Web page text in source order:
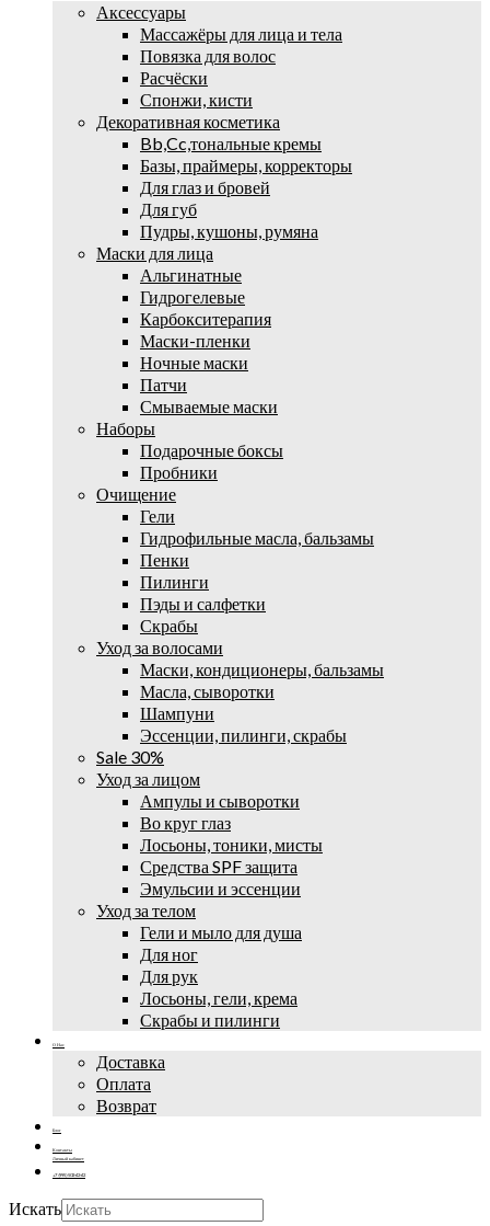
Аксессуары
Массажёры для лица и тела
Повязка для волос
Расчёски
Спонжи, кисти
Декоративная косметика
Bb,Cc,тональные кремы
Базы, праймеры, корректоры
Для глаз и бровей
Для губ
Пудры, кушоны, румяна
Маски для лица
Альгинатные
Гидрогелевые
Карбокситерапия
Маски-пленки
Ночные маски
Патчи
Смываемые маски
Наборы
Подарочные боксы
Пробники
Очищение
Гели
Гидрофильные масла, бальзамы
Пенки
Пилинги
Пэды и салфетки
Скрабы
Уход за волосами
Маски, кондиционеры, бальзамы
Масла, сыворотки
Шампуни
Эссенции, пилинги, скрабы
Sale 30%
Уход за лицом
Ампулы и сыворотки
Во круг глаз
Лосьоны, тоники, мисты
Средства SPF защита
Эмульсии и эссенции
Уход за телом
Гели и мыло для душа
Для ног
Для рук
Лосьоны, гели, крема
Скрабы и пилинги
О Нас
Доставка
Оплата
Возврат
Блог
Контакты
Личный кабинет
+7 (995) 502-42-42
Искать